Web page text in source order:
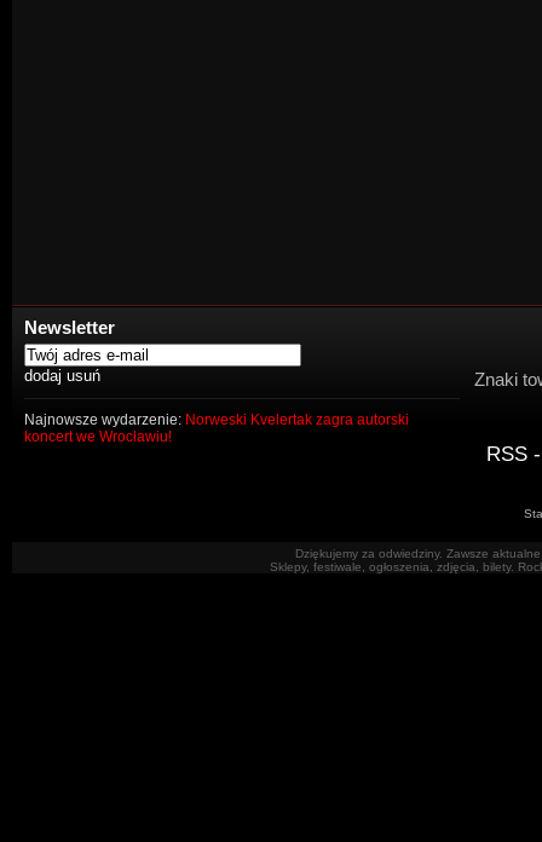
Newsletter
Najnowsze wydarzenie: Norweski Kvelertak zagra autorski
koncert we Wrocławiu!
Znaki
RSS
Dziękujemy za odwiedziny. Zawsze
Sklepy, festiwale, ogłoszenia, zdjęcia, bilety.